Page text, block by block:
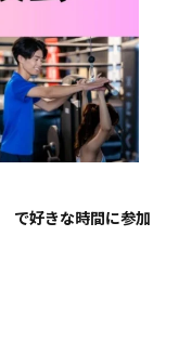
で好きな時間に参加